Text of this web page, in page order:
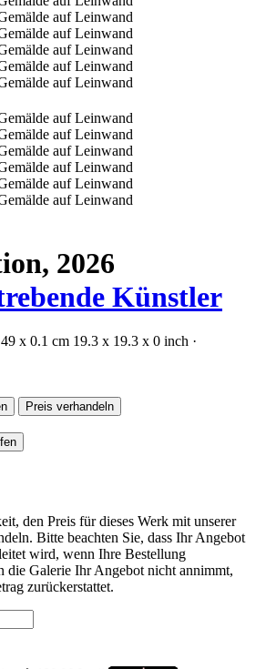
2026
Künstler
x 0.1 cm 19.3 x 19.3 x 0 inch ·
Preis verhandeln
den Preis für dieses Werk mit unserer
Bitte beachten Sie, dass Ihr Angebot
wird, wenn Ihre Bestellung
die Galerie Ihr Angebot nicht annimmt,
zurückerstattet.